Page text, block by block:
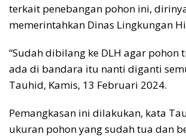
terkait penebangan pohon ini,
memerintahkan Dinas Lingkungan
“Sudah dibilang ke DLH agar pohon
ada di bandara itu nanti diganti
Tauhid, Kamis, 13 Februari 2024.
Pemangkasan ini dilakukan, kata
ukuran pohon yang sudah tua dan